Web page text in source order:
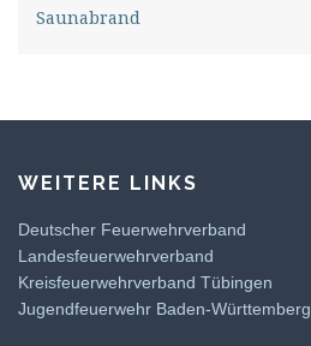
Saunabrand
WEITERE LINKS
Deutscher Feuerwehrverband
Landesfeuerwehrverband
Kreisfeuerwehrverband Tübingen
Jugendfeuerwehr Baden-Württemberg